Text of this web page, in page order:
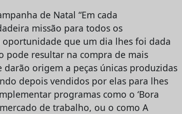
de Natal “Em cada
missão para todos os
que um dia lhes foi dada
pode resultar na compra de mais
origem a peças únicas produzidas
depois vendidos por elas para lhes
programas como o ‘Bora
de trabalho, ou o como A